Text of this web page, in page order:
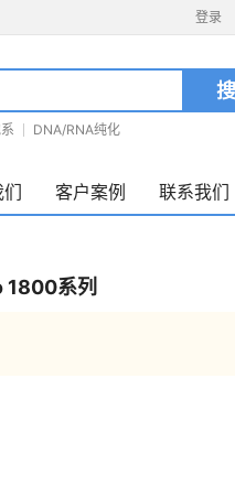
登录
DNA/RNA纯化
客户案例 联系我们
1800系列